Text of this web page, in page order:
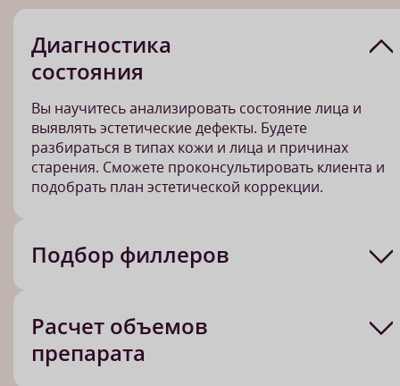
Диагностика
состояния
Вы научитесь анализировать состояние лица и
выявлять эстетические дефекты. Будете
разбираться в типах кожи и лица и причинах
старения. Сможете проконсультировать клиента и
подобрать план эстетической коррекции.
Подбор филлеров
Расчет объемов
препарата